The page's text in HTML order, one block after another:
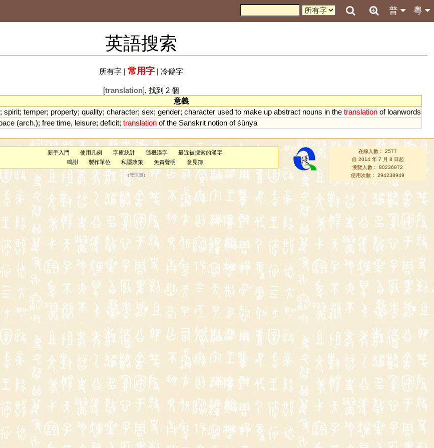
粵
普
英語搜索
所有字| 常用字| 冷僻字
[translation], 找到 2 個
意義
; spirit; temper; property; quality; character; sex; gender; character used to make up abstract nouns in the translation of loanwords
(arch.); free time, leisure; deficit; translation of the Sanskrit notion ofśūnya
新手入門 使用凡例 字庫統計 隨機漢字
最近被搜索的漢字
鳴謝
製作單位 私隱政策 免責聲明 意見簿
（管理員 ）
在線人數： 2577
自 2014 年 7 月 8 日起
瀏覽人數： 80236972
使用次數： 294238949